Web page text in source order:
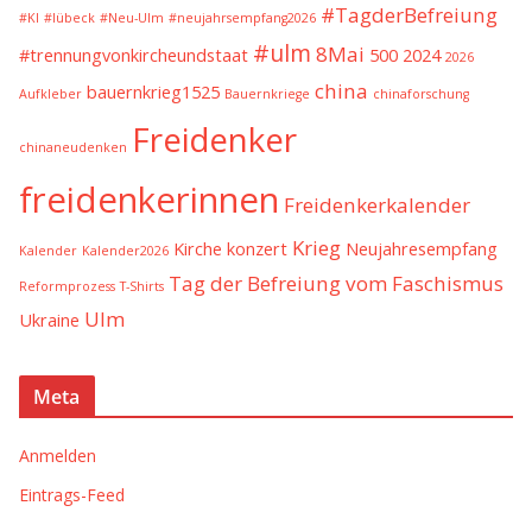
#KI #lübeck #Neu-Ulm #neujahrsempfang2026 #TagderBefreiung
#trennungvonkircheundstaat #ulm 8Mai 500 2024 2026
Aufkleber bauernkrieg1525 Bauernkriege china chinaforschung
chinaneudenken Freidenker
freidenkerinnen Freidenkerkalender
Kalender Kalender2026 Kirche konzert Krieg Neujahresempfang
Reformprozess T-Shirts Tag der Befreiung vom Faschismus
Ukraine Ulm
Meta
Anmelden
Eintrags-Feed